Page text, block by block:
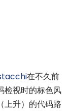
在不久前
检视时的标色风
上升）的代码路